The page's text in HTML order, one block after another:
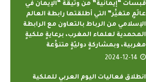
قبساتٌ “إيمانيةٌ” من وثيقة “الإيمان في
عالَمٍ متغيِّر” التي أطلقتها ‫رابطة العالم
الإسلامي‬ من الرباط بالتعاون مع الرابطة
المحمدية لعلماء المغرب، برعايةٍ ملكيةٍ
مغربية، وبمشاركةٍ دوليّةٍ متنوِّعة
2024-12-14
انطلاق فعاليات اليوم العربي للملكية